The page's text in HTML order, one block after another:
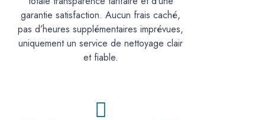
garantie satisfaction. Aucun frais caché,
pas d’heures supplémentaires imprévues,
uniquement un service de nettoyage clair
et fiable.